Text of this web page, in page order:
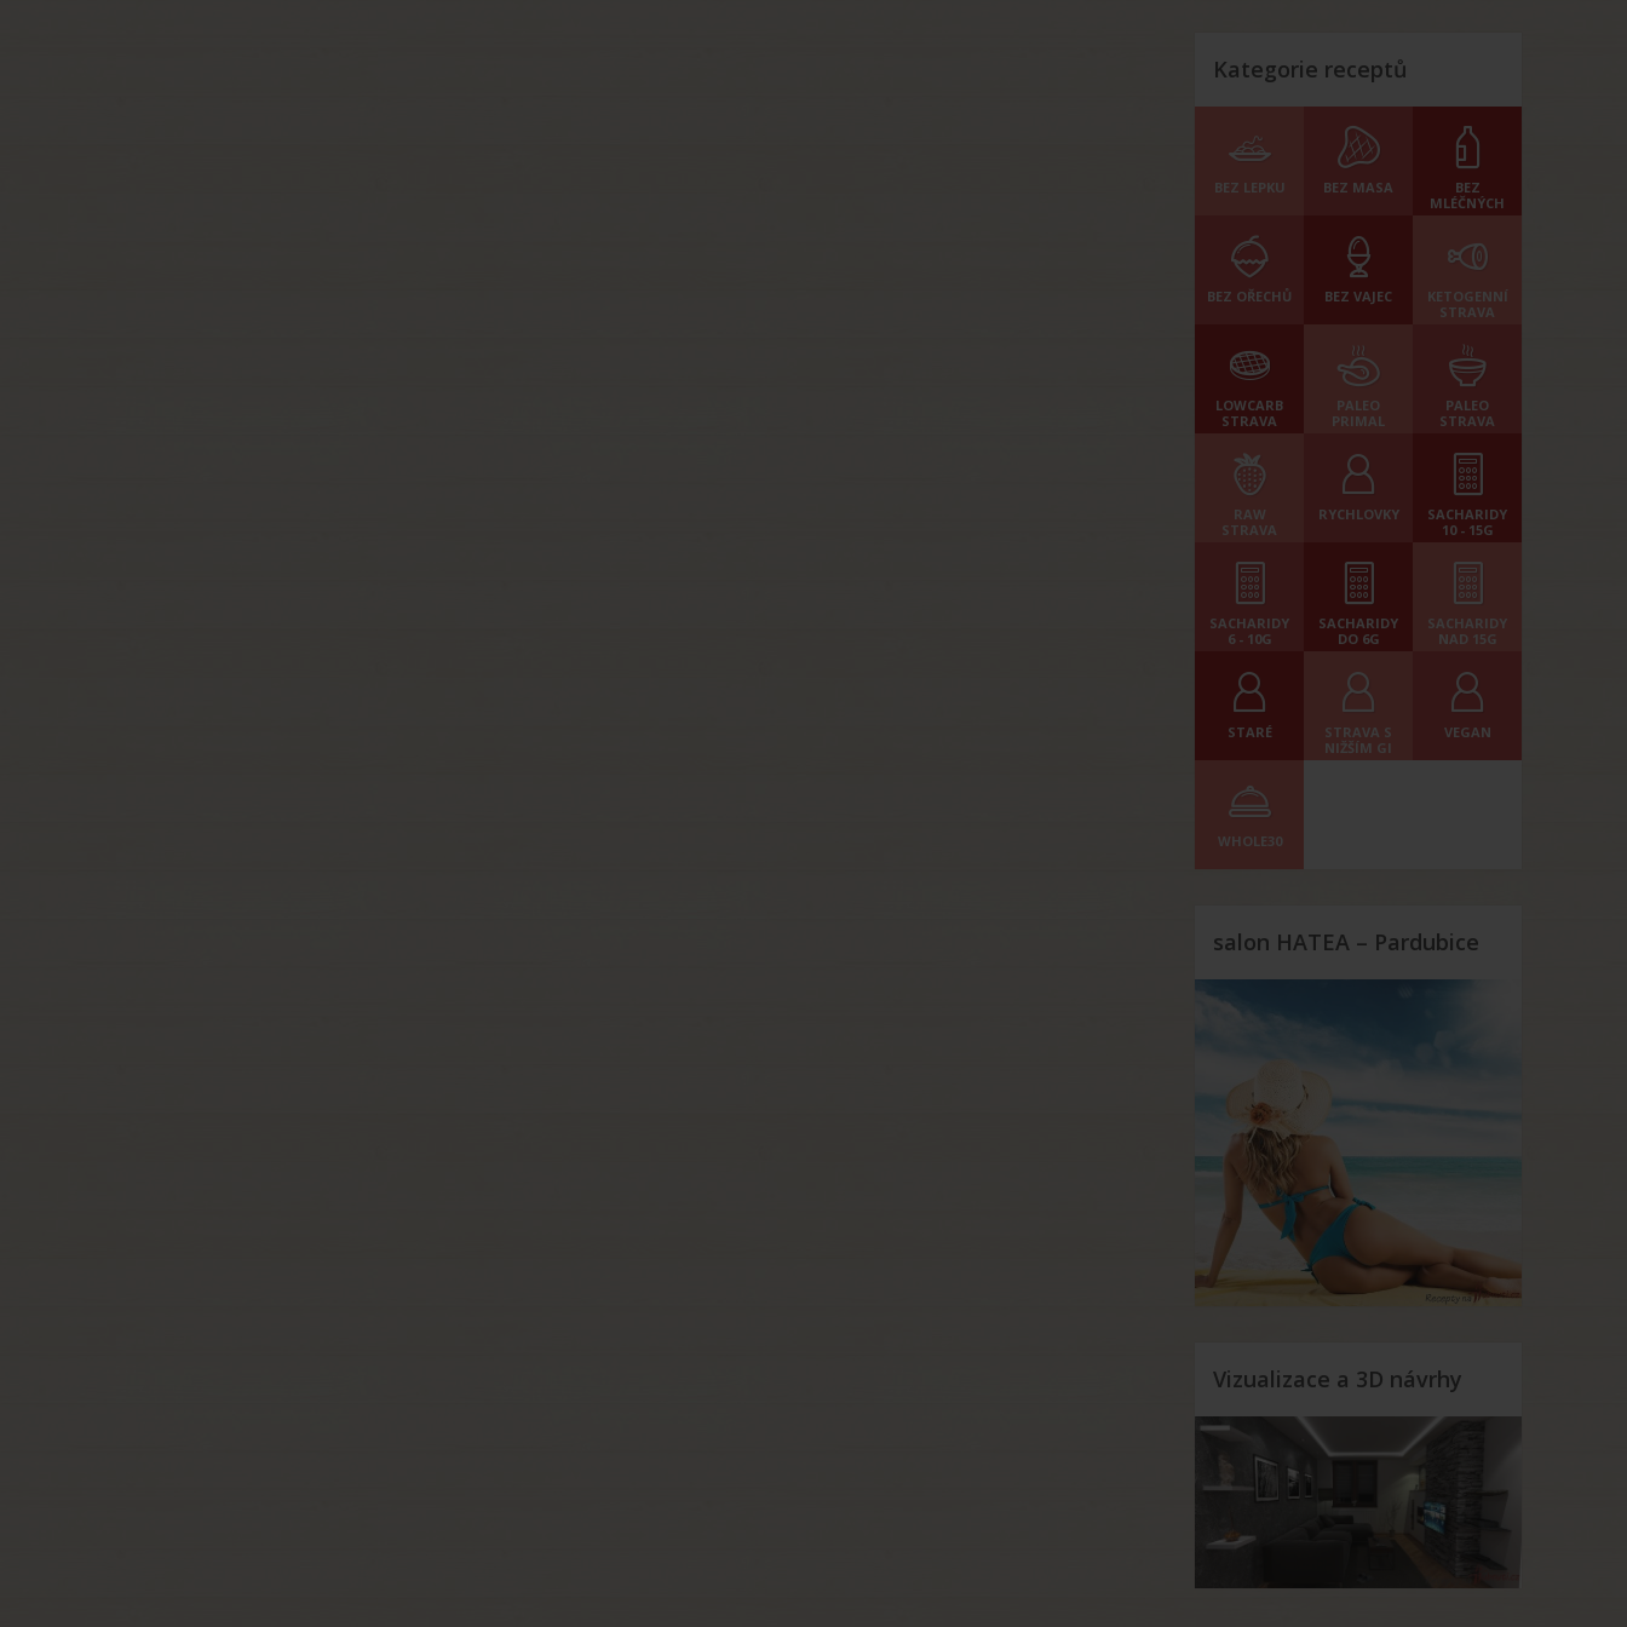
Kategorie receptů
BEZ LEPKU BEZ MASA
BEZ
MLÉČNÝCH
BEZ OŘECHŮ BEZ VAJEC
KETOGENNÍ
STRAVA
LOWCARB
STRAVA
PALEO
PRIMAL
PALEO
STRAVA
RAW
STRAVA
RYCHLOVKY
SACHARIDY
10 - 15G
SACHARIDY
6 - 10G
SACHARIDY
DO 6G
SACHARIDY
NAD 15G
STARÉ
STRAVA S
NIŽŠÍM GI
VEGAN
WHOLE30
salon HATEA – Pardubice
Vizualizace a 3D návrhy